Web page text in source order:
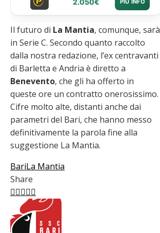
PIÙ INFO
Il futuro di La Mantia, comunque, sarà
in Serie C. Secondo quanto raccolto
dalla nostra redazione, l’ex centravanti
di Barletta e Andria è diretto a
Benevento, che gli ha offerto in
queste ore un contratto onerosissimo.
Cifre molto alte, distanti anche dai
parametri del Bari, che hanno messo
definitivamente la parola fine alla
suggestione La Mantia.
BariLa Mantia
Share
Facebook
Twitter
LinkedIn
Pinterest
Stumbleupon